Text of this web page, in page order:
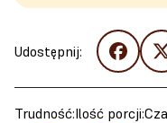
Udostępnij:
Trudność:Ilość porcji: